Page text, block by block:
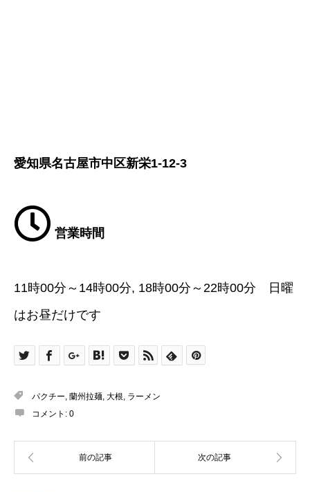
愛知県名古屋市中区新栄1-12-3
営業時間
11時00分～14時00分, 18時00分～22時00分 日曜
はお昼だけです
パクチー 蘭州拉麺 大根 ラーメン
コメント: 0